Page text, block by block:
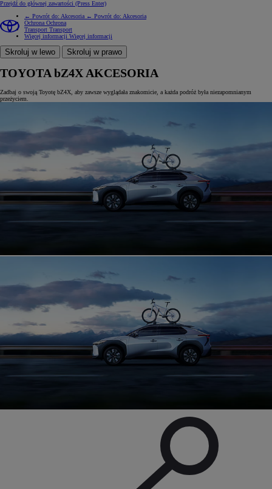
Przejdź do głównej zawartości (Press Enter)
← Powrót do: Akcesoria ← Powrót do: Akcesoria
Ochrona Ochrona
Transport Transport
Więcej informacji Więcej informacji
Skroluj w lewo Skroluj w prawo
TOYOTA bZ4X AKCESORIA
Zadbaj o swoją Toyotę bZ4X, aby zawsze wyglądała znakomicie, a każda podróż była niezapomnianym
przeżyciem.